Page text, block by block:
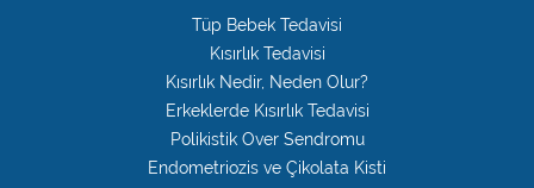
Tüp Bebek Tedavisi
Kısırlık Tedavisi
Kısırlık Nedir, Neden Olur?
Erkeklerde Kısırlık Tedavisi
Polikistik Over Sendromu
Endometriozis ve Çikolata Kisti